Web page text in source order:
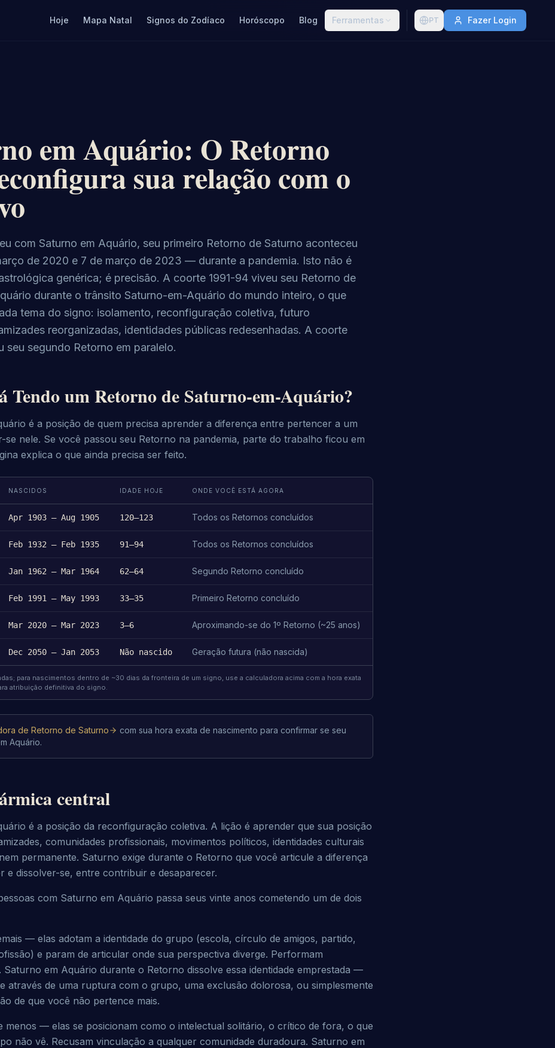
Hoje Mapa Natal Signos do Zodíaco Horóscopo Blog Ferramentas PT Fazer Login
em Aquário: O Retorno
sua relação com o
com Saturno em Aquário, seu primeiro Retorno de Saturno aconteceu
de 2020 e 7 de março de 2023 — durante a pandemia. Isto não é
genérica; é precisão. A coorte 1991-94 viveu seu Retorno de
durante o trânsito Saturno-em-Aquário do mundo inteiro, o que
tema do signo: isolamento, reconfiguração coletiva, futuro
reorganizadas, identidades públicas redesenhadas. A coorte
seu segundo Retorno em paralelo.
Tendo um Retorno de Saturno-em-Aquário?
é a posição de quem precisa aprender a diferença entre pertencer a um
se nele. Se você passou seu Retorno na pandemia, parte do trabalho ficou em
explica o que ainda precisa ser feito.
NASCIDOS IDADE HOJE ONDE VOCÊ ESTÁ AGORA
Apr 1903 – Aug 1905 120–123 Todos os Retornos concluídos
Feb 1932 – Feb 1935 91–94 Todos os Retornos concluídos
Jan 1962 – Mar 1964 62–64 Segundo Retorno concluído
Feb 1991 – May 1993 33–35 Primeiro Retorno concluído
Mar 2020 – Mar 2023 3–6 Aproximando-se do 1º Retorno (~25 anos)
Dec 2050 – Jan 2053 Não nascido Geração futura (não nascida)
para nascimentos dentro de ~30 dias da fronteira de um signo, use a calculadora acima com a hora exata
atribuição definitiva do signo.
de Retorno de Saturno
com sua hora exata de nascimento para confirmar se seu
Aquário.
central
é a posição da reconfiguração coletiva. A lição é aprender que sua posição
comunidades profissionais, movimentos políticos, identidades culturais
permanente. Saturno exige durante o Retorno que você articule a diferença
e dissolver-se, entre contribuir e desaparecer.
com Saturno em Aquário passa seus vinte anos cometendo um de dois
— elas adotam a identidade do grupo (escola, círculo de amigos, partido,
e param de articular onde sua perspectiva diverge. Performam
Saturno em Aquário durante o Retorno dissolve essa identidade emprestada —
através de uma ruptura com o grupo, uma exclusão dolorosa, ou simplesmente
de que você não pertence mais.
menos — elas se posicionam como o intelectual solitário, o crítico de fora, o que
não vê. Recusam vinculação a qualquer comunidade duradoura. Saturno em